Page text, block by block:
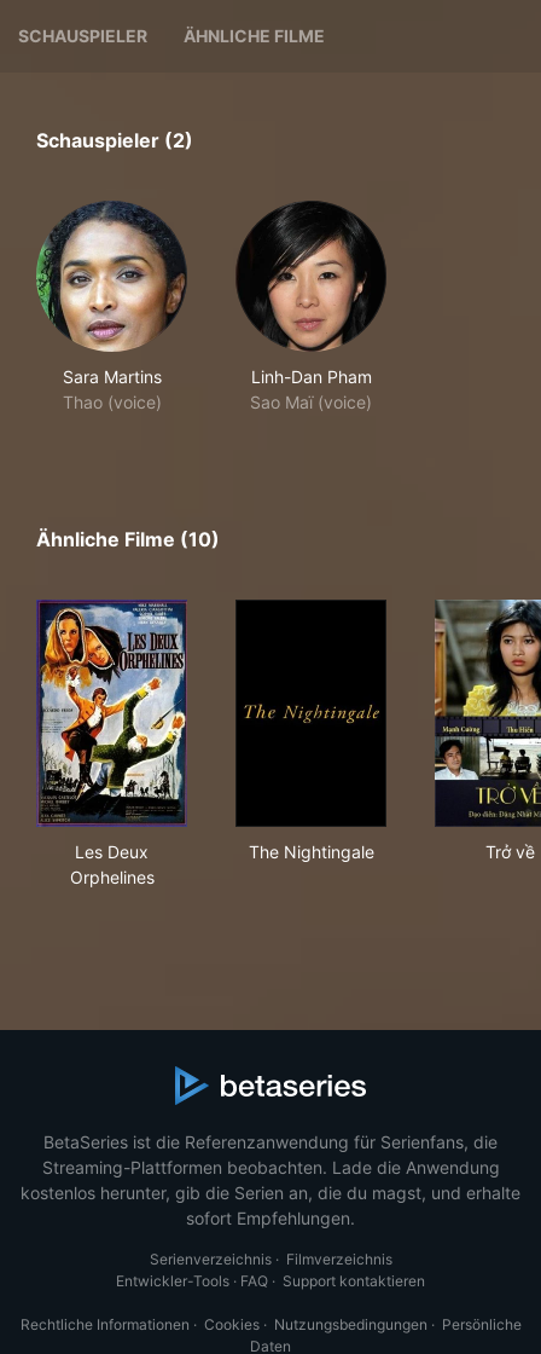
SCHAUSPIELER ÄHNLICHE FILME
Schauspieler (2)
Sara Martins
Thao (voice)
Linh-Dan Pham
Sao Maï (voice)
Ähnliche Filme (10)
Les Deux
Orphelines
The Nightingale Trở về
BetaSeries ist die Referenzanwendung für Serienfans, die
Streaming-Plattformen beobachten. Lade die Anwendung
kostenlos herunter, gib die Serien an, die du magst, und erhalte
sofort Empfehlungen.
Serienverzeichnis· Filmverzeichnis
Entwickler-Tools · FAQ · Support kontaktieren
Rechtliche Informationen · Cookies· Nutzungsbedingungen · Persönliche
Daten